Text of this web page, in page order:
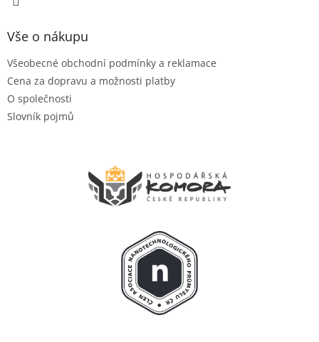
Vše o nákupu
Všeobecné obchodní podmínky a reklamace
Cena za dopravu a možnosti platby
O společnosti
Slovník pojmů